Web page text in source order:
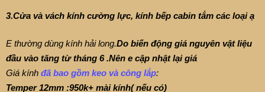
3.Cửa và vách kính cường lực, kính bếp cabin tắm các loại ạ
E thường dùng kính hải long.Do biến động giá nguyên vật liệu
đầu vào tăng từ tháng 6 .Nên e cập nhật lại giá
Giá kính đã bao gồm keo và công lắp:
Temper 12mm :950k+ mài kính( nếu có)